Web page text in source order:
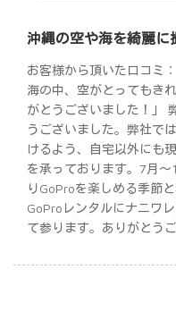
沖縄の空や海を綺麗に
お客様から頂いた口コミ
海の中、空がとってもき
がとうございました！」
うございました。弊社で
けるよう、自宅以外にも
を承っております。7月
りGoProを楽しめる季節
GoProレンタルにナニワ
て参ります。ありがとう